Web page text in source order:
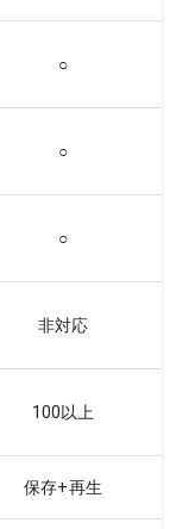
○
○
○
非対応
100以上
保存+再生